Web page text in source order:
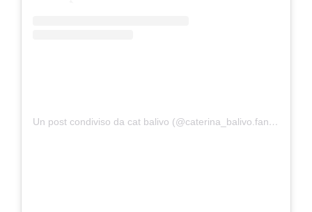
Un post condiviso da cat balivo (@caterina_balivo.fanpage)